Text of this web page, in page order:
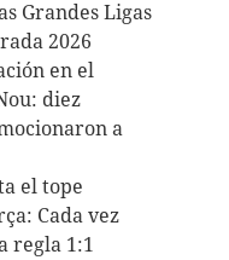
Grandes Ligas
2026
en el
diez
a
el tope
Cada vez
regla 1:1